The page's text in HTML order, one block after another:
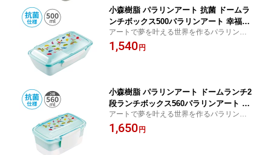
小森樹脂 パラリンアート 抗菌 ドームラ
ンチボックス500パラリンアート 幸福
ドーム型フタ 容量500ml 電子レンジ対
応（フタ以外）食洗機対応 ランチボッ
アートで夢を叶える世界を作るパラリンア
ート「幸福」
1,540 円
小森樹脂 パラリンアート ドームランチ2
段ランチボックス560パラリンアート お
弁当箱 お弁当 ランチボックス 二段 2段
電子レンジ対応（フタ以外） 食洗機対
アートで夢を叶える世界を作るパラリンア
ート「幸福」
1,650 円